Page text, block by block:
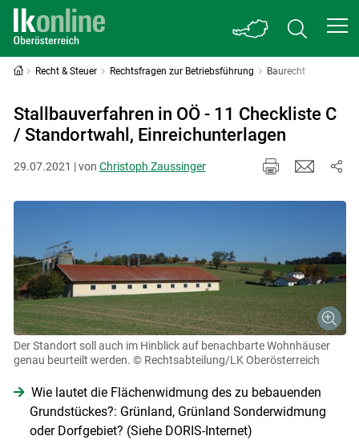
Recht & Steuer Rechtsfragen zur Betriebsführung Baurecht
Stallbauverfahren in OÖ - 11 Checkliste C
/ Standortwahl, Einreichunterlagen
29.07.2021 | von Christoph Zaussinger
Der Standort soll auch im Hinblick auf benachbarte Wohnhäuser
genau beurteilt werden. © Rechtsabteilung/LK Oberösterreich
Wie lautet die Flächenwidmung des zu bebauenden
Grundstückes?: Grünland, Grünland Sonderwidmung
oder Dorfgebiet? (Siehe DORIS-Internet)